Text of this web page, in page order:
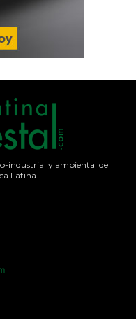
industrial y ambiental de
Latina